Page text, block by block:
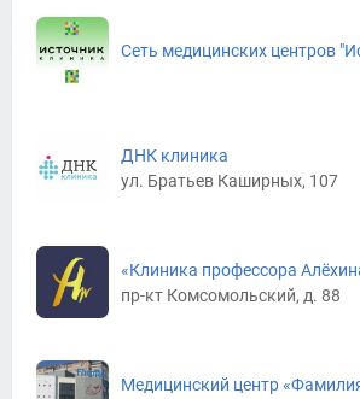
Сеть медицинских центров
ДНК клиника
ул. Братьев Каширных, 107
«Клиника профессора
пр-кт Комсомольский, д. 88
Медицинский центр